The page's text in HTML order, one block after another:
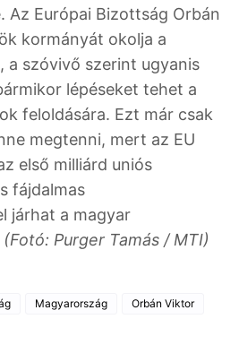
Az Európai Bizottság Orbán
kormányát okolja a
a szóvivő szerint ugyanis
lépéseket tehet a
feloldására. Ezt már csak
megtenni, mert az EU
első milliárd uniós
fájdalmas
járhat a magyar
(Fotó: Purger Tamás / MTI)
Magyarország
Orbán Viktor